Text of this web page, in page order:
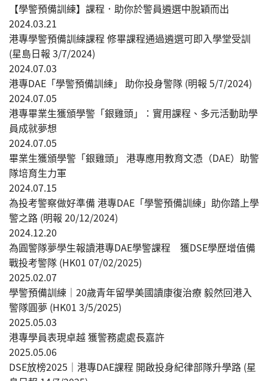
【學警預備訓練】課程．助你於警員遴選中脫穎而出
2024.03.21
港專學警預備訓練課程 修畢課程通過遴選可即入學堂受訓
(星島日報 3/7/2024)
2024.07.03
港專DAE「學警預備訓練」 助你投身警隊 (明報 5/7/2024)
2024.07.05
港專畢業生獲頒學警「銀雞頭」：實用課程、多元活動助學
員成就夢想
2024.07.05
畢業生獲頒學警「銀雞頭」 港專應用教育文憑（DAE）助警
隊培育生力軍
2024.07.15
為投考警察做好準備 港專DAE「學警預備訓練」助你踏上學
警之路 (明報 20/12/2024)
2024.12.20
為圓警隊夢學生報讀港專DAE學警課程 獲DSE學歷增值備
戰投考警隊 (HK01 07/02/2025)
2025.02.07
學警預備訓練｜20歲青年留學美國讀康復治療 毅然回港入
警隊圓夢 (HK01 3/5/2025)
2025.05.03
港專學員表現卓越 獲警務處處長嘉許
2025.05.06
DSE放榜2025｜港專DAE課程 開啟投身紀律部隊升學路 (星